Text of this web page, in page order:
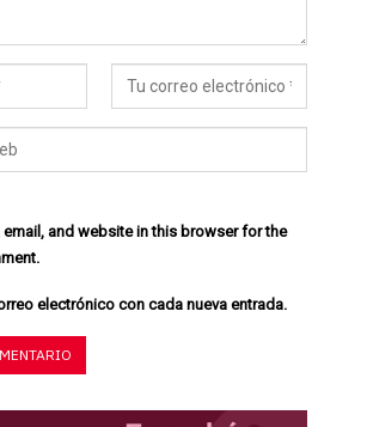
email, and website in this browser for the
electrónico con cada nueva entrada.